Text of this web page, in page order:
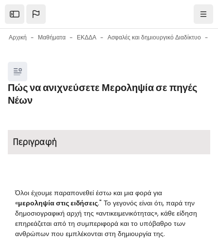
Open the sidebar
Αρχική Μαθήματα ΕΚΔΔΑ Ασφαλές και δημιουργικό Διαδίκτυο
Μπλοκ
Πώς να ανιχνεύσετε Μεροληψία σε πηγές
Νέων
Μπλοκ
Περιγραφή
Όλοι έχουμε παραπονεθεί έστω και μια φορά για
«μεροληψία στις ειδήσεις." Το γεγονός είναι ότι, παρά την
δημοσιογραφική αρχή της «αντικειμενικότητας», κάθε είδηση ​​
επηρεάζεται από τη συμπεριφορά και το υπόβαθρο των
ανθρώπων που εμπλέκονται στη δημιουργία της.